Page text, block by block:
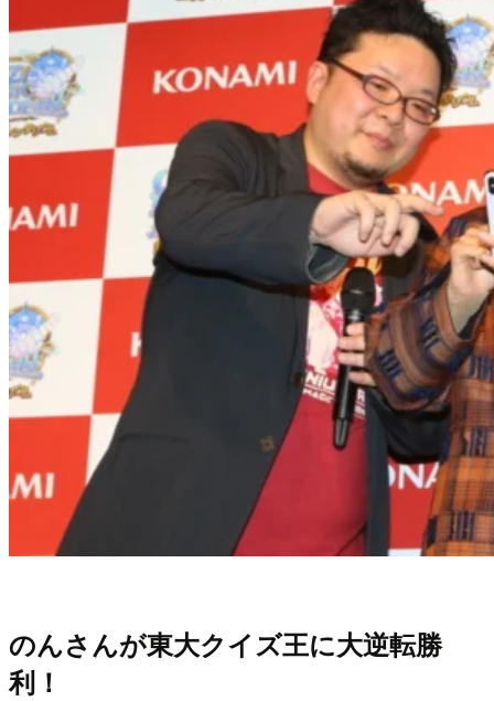
のんさんが東大クイズ王に大逆転勝
利！